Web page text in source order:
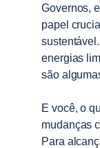
Governos,
papel
energias
são
E você, o
mudanças
Para